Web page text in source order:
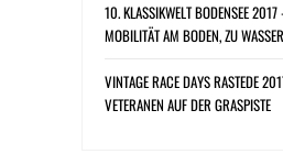
10. KLASSIKWELT BODENSEE
MOBILITÄT AM BODEN, ZU
VINTAGE RACE DAYS RASTEDE
VETERANEN AUF DER GRASPISTE